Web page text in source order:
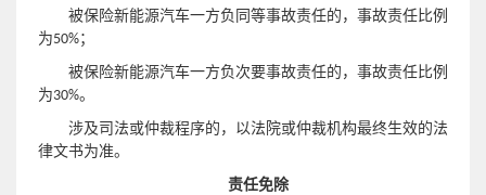
被保险新能源汽车一方负同等事故责任的，事故责任比例
为50%；
被保险新能源汽车一方负次要事故责任的，事故责任比例
为30%。
涉及司法或仲裁程序的，以法院或仲裁机构最终生效的法
律文书为准。
责任免除